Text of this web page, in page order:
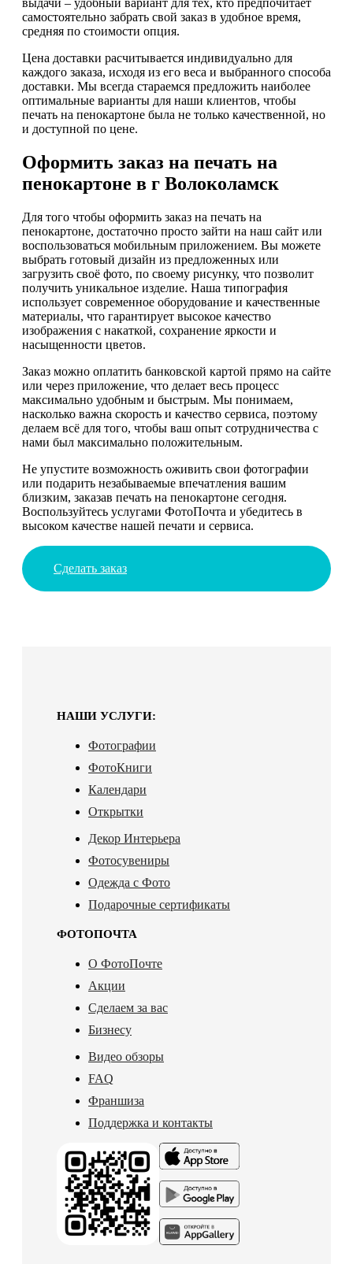
выдачи – удобный вариант для тех, кто предпочитает
самостоятельно забрать свой заказ в удобное время,
средняя по стоимости опция.
Цена доставки расчитывается индивидуально для
каждого заказа, исходя из его веса и выбранного способа
доставки. Мы всегда стараемся предложить наиболее
оптимальные варианты для наши клиентов, чтобы
печать на пенокартоне была не только качественной, но
и доступной по цене.
Оформить заказ на печать на
пенокартоне в г Волоколамск
Для того чтобы оформить заказ на печать на
пенокартоне, достаточно просто зайти на наш сайт или
воспользоваться мобильным приложением. Вы можете
выбрать готовый дизайн из предложенных или
загрузить своё фото, по своему рисунку, что позволит
получить уникальное изделие. Наша типография
использует современное оборудование и качественные
материалы, что гарантирует высокое качество
изображения с накаткой, сохранение яркости и
насыщенности цветов.
Заказ можно оплатить банковской картой прямо на сайте
или через приложение, что делает весь процесс
максимально удобным и быстрым. Мы понимаем,
насколько важна скорость и качество сервиса, поэтому
делаем всё для того, чтобы ваш опыт сотрудничества с
нами был максимально положительным.
Не упустите возможность оживить свои фотографии
или подарить незабываемые впечатления вашим
близким, заказав печать на пенокартоне сегодня.
Воспользуйтесь услугами ФотоПочта и убедитесь в
высоком качестве нашей печати и сервиса.
Сделать заказ
НАШИ УСЛУГИ:
Фотографии
ФотоКниги
Календари
Открытки
Декор Интерьера
Фотосувениры
Одежда с Фото
Подарочные сертификаты
ФОТОПОЧТА
О ФотоПочте
Акции
Сделаем за вас
Бизнесу
Видео обзоры
FAQ
Франшиза
Поддержка и контакты